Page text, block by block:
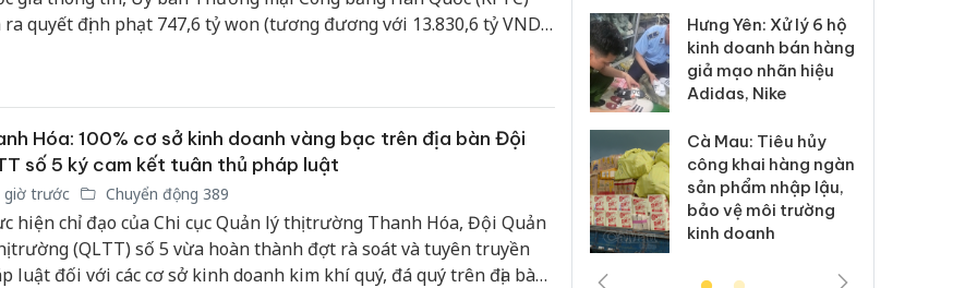
ra quyết định phạt 747,6 tỷ won (tương đương với 13.830,6 tỷ VND)
cartel.
Hóa: 100% cơ sở kinh doanh vàng bạc trên địa bàn Đội
số 5 ký cam kết tuân thủ pháp luật
giờ trước Chuyển động 389
hiện chỉ đạo của Chi cục Quản lý thị trường Thanh Hóa, Đội Quản
trường (QLTT) số 5 vừa hoàn thành đợt rà soát và tuyên truyền
luật đối với các cơ sở kinh doanh kim khí quý, đá quý trên địa bàn,
Thanh Hóa: Tìm bị
An Giang: Đối tượng
Quốc ra đầu thú
Hưng Yên: Xử lý 6 hộ
kinh doanh bán hàng
giả mạo nhãn hiệu
Adidas, Nike
Cà Mau: Tiêu hủy
công khai hàng ngàn
sản phẩm nhập lậu,
bảo vệ môi trường
kinh doanh